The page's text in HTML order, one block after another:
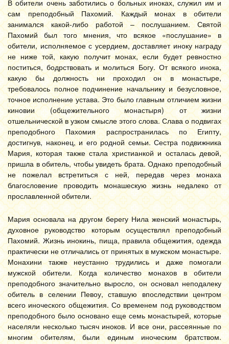
В обители очень заботились о больных иноках, служил им и
сам преподобный Пахомий. Каждый монах в обители
занимался какой-либо работой – послушанием. Святой
Пахомий был того мнения, что всякое «послушание» в
обители, исполняемое с усердием, доставляет иноку награду
не ниже той, какую получит монах, если будет ревностно
поститься, бодрствовать и молиться Богу. От всякого инока,
какую бы должность ни проходил он в монастыре,
требовалось полное подчинение начальнику и безусловное,
точное исполнение устава. Это было главным отличием жизни
киновии (общежительного монастыря) от жизни
отшельнической в узком смысле этого слова. Слава о подвигах
преподобного Пахомия распространилась по Египту,
достигнув, наконец, и его родной семьи. Сестра подвижника
Мария, которая также стала христианкой и осталась девой,
пришла в обитель, чтобы увидеть брата. Однако преподобный
не пожелал встретиться с ней, передав через монаха
благословение проводить монашескую жизнь недалеко от
прославленной обители.
Мария основала на другом берегу Нила женский монастырь,
духовное руководство которым осуществлял преподобный
Пахомий. Жизнь инокинь, пища, правила общежития, одежда
практически не отличались от принятых в мужском монастыре.
Монахини также неустанно трудились и даже помогали
мужской обители. Когда количество монахов в обители
преподобного значительно выросло, он основал неподалеку
обитель в селении Певоу, ставшую впоследствии центром
всего иноческого общежития. Со временем под руководством
преподобного было основано еще семь монастырей, которые
населяли несколько тысяч иноков. И все они, рассеянные по
многим обителям, были единым иноческим братством.